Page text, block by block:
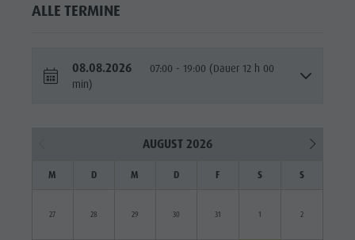
ALLE TERMINE
08.08.2026
07:00 - 19:00 (Dauer 12 h 00
min)
AUGUST 2026
M D M D F S S
27 28 29 30 31 1 2